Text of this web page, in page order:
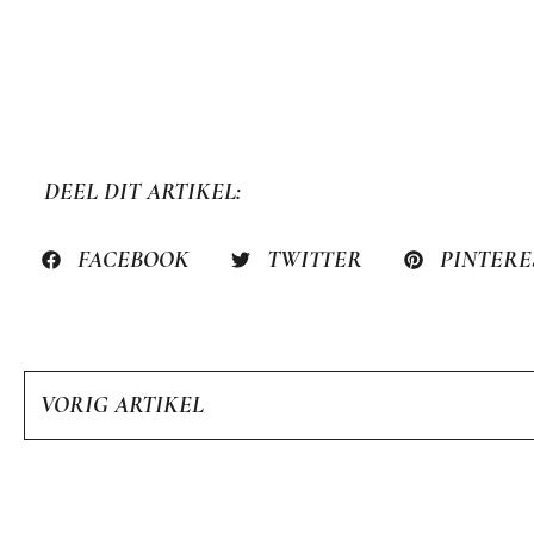
DEEL DIT ARTIKEL:
FACEBOOK TWITTER
VORIG ARTIKEL